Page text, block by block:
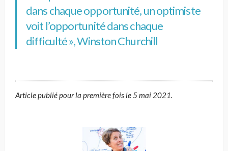
dans chaqueopportunité, un optimiste
voit l’opportunitédans chaque
difficulté », Winston Churchill
Article publié pour la première fois le 5 mai 2021.